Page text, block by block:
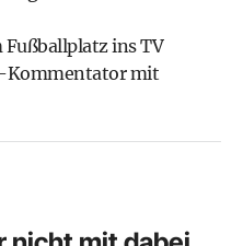
ins TV
Kommentator mit